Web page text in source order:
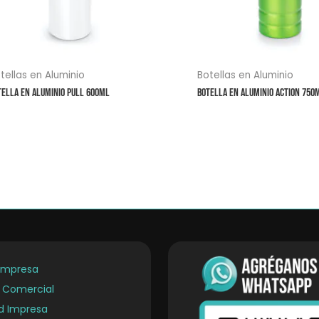
en Aluminio
en Aluminio Pull 600ml
Botellas en Aluminio
Botella en Aluminio Action
Comercial
Impresa